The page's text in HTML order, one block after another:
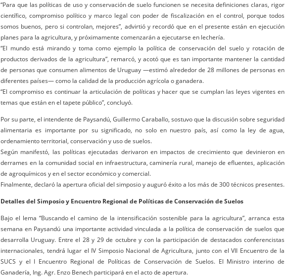
“Para que las políticas de uso y conservación de suelo funcionen se necesita definiciones claras, rigor
científico, compromiso político y marco legal con poder de fiscalización en el control, porque todos
somos buenos, pero si controlan, mejores”, advirtió y recordó que en el presente están en ejecución
planes para la agricultura, y próximamente comenzarán a ejecutarse en lechería.
“El mundo está mirando y toma como ejemplo la política de conservación del suelo y rotación de
productos derivados de la agricultura”, remarcó, y acotó que es tan importante mantener la cantidad
de personas que consumen alimentos de Uruguay —estimó alrededor de 28 millones de personas en
diferentes países— como la calidad de la producción agrícola o ganadera.
“El compromiso es continuar la articulación de políticas y hacer que se cumplan las leyes vigentes en
temas que están en el tapete público”, concluyó.
Por su parte, el intendente de Paysandú, Guillermo Caraballo, sostuvo que la discusión sobre seguridad
alimentaria es importante por su significado, no solo en nuestro país, así como la ley de agua,
ordenamiento territorial, conservación y uso de suelos.
Según manifestó, las políticas ejecutadas derivaron en impactos de crecimiento que devinieron en
derrames en la comunidad social en infraestructura, caminería rural, manejo de efluentes, aplicación
de agroquímicos y en el sector económico y comercial.
Finalmente, declaró la apertura oficial del simposio y auguró éxito a los más de 300 técnicos presentes.
Detalles del Simposio y Encuentro Regional de Políticas de Conservación de Suelos
Bajo el lema “Buscando el camino de la intensificación sostenible para la agricultura”, arranca esta
semana en Paysandú una importante actividad vinculada a la política de conservación de suelos que
desarrolla Uruguay. Entre el 28 y 29 de octubre y con la participación de destacados conferencistas
internacionales, tendrá lugar el IV Simposio Nacional de Agricultura, junto con el VII Encuentro de la
SUCS y el I Encuentro Regional de Políticas de Conservación de Suelos. El Ministro interino de
Ganadería, Ing. Agr. Enzo Benech participará en el acto de apertura.